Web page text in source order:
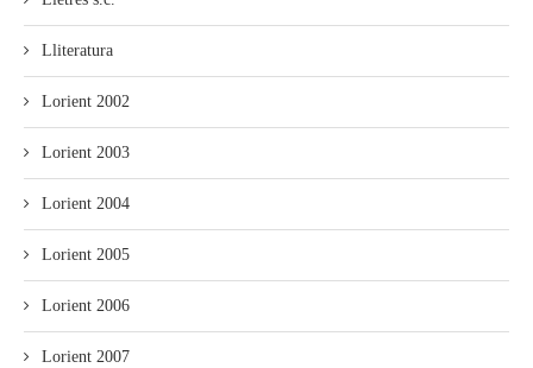
Lliteratura
Lorient 2002
Lorient 2003
Lorient 2004
Lorient 2005
Lorient 2006
Lorient 2007